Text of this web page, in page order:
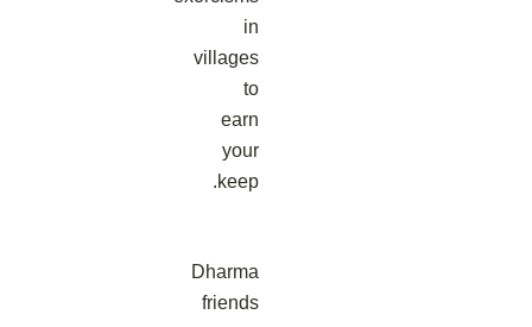
in
villages
to
earn
your
keep.
Dharma
friends